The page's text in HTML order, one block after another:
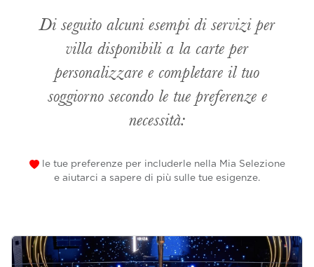
Di seguito alcuni esempi di servizi per
villa disponibili a la carte per
personalizzare e completare il tuo
soggiorno secondo le tue preferenze e
necessità:
le tue preferenze per includerle nella Mia Selezione
e aiutarci a sapere di più sulle tue esigenze.